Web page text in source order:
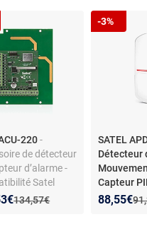
220-
de détecteur
d’alarme -
Satel
Ancien prix :
134,57€
prix :
de :
SATEL
Détecteur
Capteur
ondes
Nouveau
88,55€
-3%